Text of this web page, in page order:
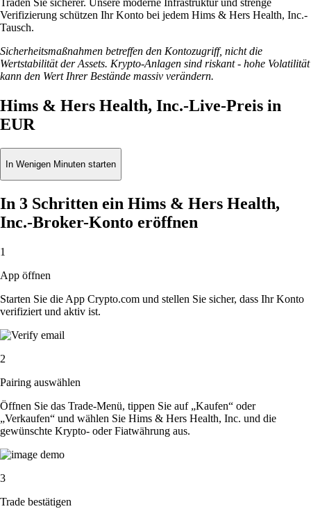
Verifizierung schützen Ihr Konto bei jedem Hims & Hers Health, Inc.-
Tausch.
Sicherheitsmaßnahmen betreffen den Kontozugriff, nicht die
Wertstabilität der Assets. Krypto-Anlagen sind riskant - hohe Volatilität
kann den Wert Ihrer Bestände massiv verändern.
Hims & Hers Health, Inc.-Live-Preis in
EUR
In Wenigen Minuten starten
In 3 Schritten ein Hims & Hers Health,
Inc.-Broker-Konto eröffnen
1
App öffnen
Starten Sie die App Crypto.com und stellen Sie sicher, dass Ihr Konto
verifiziert und aktiv ist.
2
Pairing auswählen
Öffnen Sie das Trade-Menü, tippen Sie auf „Kaufen“ oder
„Verkaufen“ und wählen Sie Hims & Hers Health, Inc. und die
gewünschte Krypto- oder Fiatwährung aus.
3
Trade bestätigen